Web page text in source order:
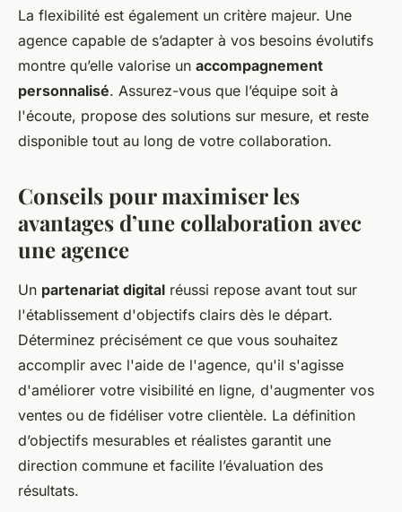
La flexibilité est également un critère majeur. Une
agence capable de s’adapter à vos besoins évolutifs
montre qu’elle valorise un accompagnement
personnalisé. Assurez-vous que l’équipe soit à
l'écoute, propose des solutions sur mesure, et reste
disponible tout au long de votre collaboration.
Conseils pour maximiser les
avantages d’une collaboration avec
une agence
Un partenariat digital réussi repose avant tout sur
l'établissement d'objectifs clairs dès le départ.
Déterminez précisément ce que vous souhaitez
accomplir avec l'aide de l'agence, qu'il s'agisse
d'améliorer votre visibilité en ligne, d'augmenter vos
ventes ou de fidéliser votre clientèle. La définition
d’objectifs mesurables et réalistes garantit une
direction commune et facilite l’évaluation des
résultats.